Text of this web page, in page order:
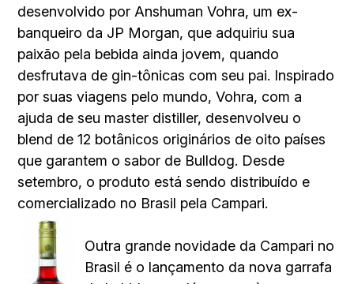
desenvolvido por Anshuman Vohra, um ex-
banqueiro da JP Morgan, que adquiriu sua
paixão pela bebida ainda jovem, quando
desfrutava de gin-tônicas com seu pai. Inspirado
por suas viagens pelo mundo, Vohra, com a
ajuda de seu master distiller, desenvolveu o
blend de 12 botânicos originários de oito países
que garantem o sabor de Bulldog. Desde
setembro, o produto está sendo distribuído e
comercializado no Brasil pela Campari.
Outra grande novidade da Campari no
Brasil é o lançamento da nova garrafa